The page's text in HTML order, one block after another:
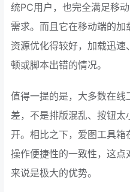
统PC用户，也完全满足移
需求。而且它在移动端的
资源优化得较好，加载迅
顿或脚本出错的情况。
值得一提的是，大多数在
差，不是排版混乱、按钮
开。相比之下，爱图工具
操作便捷性的一致性，这点
来说是极大的优势。